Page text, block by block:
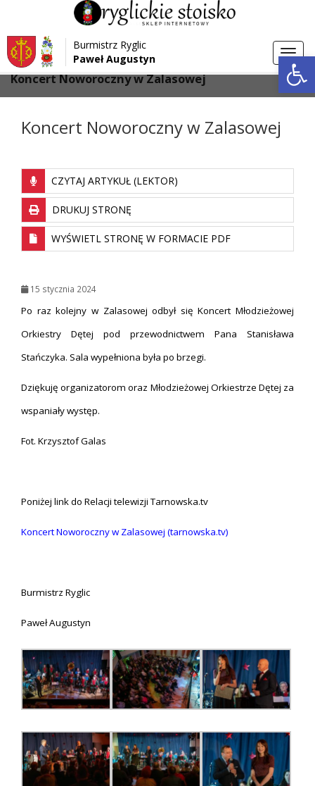
Przejdź do menu
Przejdź do głównej treści strony
Przejdź do stopki strony
Burmistrz Ryglic
Paweł Augustyn
Strona główna > Aktualności
Koncert Noworoczny w Zalasowej
Koncert Noworoczny w Zalasowej
CZYTAJ ARTYKUŁ (LEKTOR)
DRUKUJ STRONĘ
WYŚWIETL STRONĘ W FORMACIE PDF
15 stycznia 2024
Po raz kolejny w Zalasowej odbył się Koncert Młodzieżowej
Orkiestry Dętej pod przewodnictwem Pana Stanisława
Stańczyka. Sala wypełniona była po brzegi.
Dziękuję organizatorom oraz Młodzieżowej Orkiestrze Dętej za
wspaniały występ.
Fot. Krzysztof Galas
Poniżej link do Relacji telewizji Tarnowska.tv
Koncert Noworoczny w Zalasowej (tarnowska.tv)
Burmistrz Ryglic
Paweł Augustyn